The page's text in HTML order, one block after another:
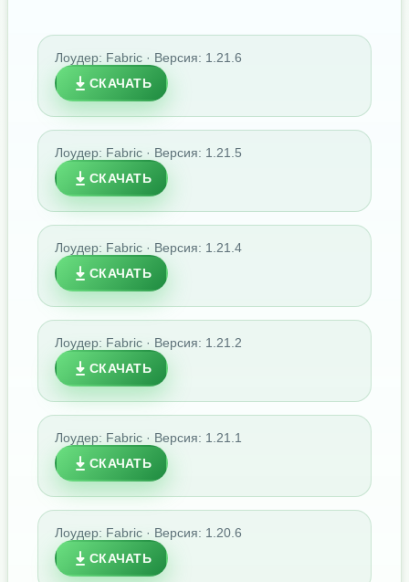
Лоудер: Fabric · Версия: 1.21.6
СКАЧАТЬ
Лоудер: Fabric · Версия: 1.21.5
СКАЧАТЬ
Лоудер: Fabric · Версия: 1.21.4
СКАЧАТЬ
Лоудер: Fabric · Версия: 1.21.2
СКАЧАТЬ
Лоудер: Fabric · Версия: 1.21.1
СКАЧАТЬ
Лоудер: Fabric · Версия: 1.20.6
СКАЧАТЬ